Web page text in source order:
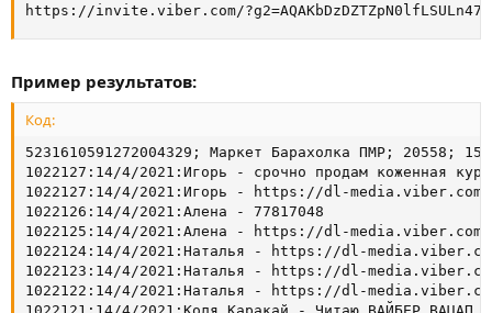
https://invite.viber.com/
Пример результатов:
Код:
5231610591272004329; Маркет Барахолка ПМР; 20558; 1539370939711
1022127:14/4/2021:Игорь - срочно продам коженная куртка с подкладкой из натуральной цыгейке размер 52-54 1200₽ 77805210
1022127:14/4/2021:Игорь - https://dl-media.viber.com/5/share/2/long/vibes/roll/image/400/520b/9e2330a9c4943a848088839e97dd2654383591bf1689ba7665b057bfd2a2520b.jpg
1022126:14/4/2021:Алена - 77817048
1022125:14/4/2021:Алена - https://dl-media.viber.com/10/share/2/long/vibes/roll/image/400/dbc0/b5762301ca561dd0e35801d38c9d397e5e82fb3ba5f45429851ca4b80c08dbc0.jpg
1022124:14/4/2021:Наталья - https://dl-media.viber.com/10/share/2/long/vibes/roll/image/400/dfd3/9f7793f3e24f0b694ad87669aa79afb503ffc7a08a1ddb03ce99470890dddfd3.jpg
1022123:14/4/2021:Наталья - https://dl-media.viber.com/10/share/2/long/vibes/roll/image/400/d08d/dfe8aa5cb5a21ff54f284aad4293fe8116d198d2750ed971d168bda56ef0d08d.jpg
1022122:14/4/2021:Наталья - https://dl-media.viber.com/10/share/2/long/vibes/roll/image/400/0d0e/eb957a680bc6e4ebc9985bfd3e45a48c4c62f15853295205911dee76358e0d0e.jpg
1022121:14/4/2021:Коля Каракай - Читаю ВАЙБЕР ВАЦАП
1022120:14/4/2021:Коля Каракай - Продам стиральную машинку по  запчастям
1022118:14/4/2021:Григорий - https://dl-media.viber.com/5/share/2/long/vibes/roll/image/400/bec1/a032e4255c16e1263ff794c96b35cc4c58f616484eef8488cbee37733df3bec1.jpg
1022117:14/4/2021:Танюшка - https://dl-media.viber.com/5/share/2/long/vibes/roll/image/400/d911/e48f82fcd3174d5cb98ba8c2599897a754da400d23514006fbdefb388b5ed911.jpg
1022116:14/4/2021:Димон - Продам велик 3в1. Вайбер 077886070
1022115:14/4/2021:Димон - https://dl-media.viber.com/5/share/2/long/vibes/roll/image/400/fa0f/8e736d1073c2a2db8ab41d7a6d174d3cc32d5e2829d465e9f037d4475757fa0f.jpg
1022114:14/4/2021:ELIS❤ - https://dl-media.viber.com/5/share/2/long/vibes/roll/image/400/1f4f/881e9e302b74f04d9cad87c667f5a16a125f6012e653920212e1ffe412d71f4f.jpg
1022113:14/4/2021:ELIS❤ - В НАЛИЧИИ!!!СТИЛЬНЫЕ ЧАСИКИ,ДЛЯ СТИЛЬНЫХ МОДНИЦ!!!!ОТПРАВЛЯЕМ ПО ПОЧТЕ, ПО ВСЕЙ МОЛДОВЕ, ОПЛАТА ПРИ ПОЛУЧЕНИИ!!!ПО ВСЕМ ВОПРОСАМ, ПИШИТЕ ПОЖАЛУЙСТА МНЕ В ЛИЧНЫХ СООБЩЕНИЯХ!!!
1022112:14/4/2021:ELIS❤ - https://dl-media.viber.com/5/share/2/long/vibes/roll/image/400/96da/5fdc5feb9d17d6f252ca45d1aeed8e9487a4e7e84a240dbd622ab2a4e3fa96da.jpg
1022111:14/4/2021:ELIS❤ - https://dl-media.viber.com/5/share/2/long/vibes/roll/image/400/285c/7c728be3bea37af160e9747d0e7d05236ac92ffc4a9ce7147439f72e2246285c.jpg
1022109:14/4/2021:Д - 077895234
1022108:14/4/2021:Д - https://dl-media.viber.com/5/share/2/long/vibes/roll/image/400/403c/a0b0734585524751d3e7019584cf2207c7142a74d0693055f1c682805196403c.jpg
1022107:14/4/2021:Д - https://dl-media.viber.com/10/share/2/long/vibes/roll/image/400/f36d/bdc24e6e32b85277fb498b9a7fcd231e761f5c2c25e22756e19c8f8f60b1f36d.jpg
1022106:14/4/2021:Д - https://dl-media.viber.com/10/share/2/long/vibes/roll/image/400/c631/425dc4b2cc8639094f5c6413474122b5c5e4377227edc025df7142e667b4c631.jpg
1022105:14/4/2021:Надюша - https://dl-media.viber.com/10/share/2/long/vibes/roll/image/400/7b02/fe4aca91caa60818c58e7c81c27913c399bf2293922597e71668ae97d0d17b02.jpg
1022104:14/4/2021:Дима Осмулькевич - Продам колонку SVEN PS-460  Цена: ДОГОВАРНАЯ  СРОЧНО!
Состояние отличное.
Телефон: 077539684
Город: Тирасполь
1022102:14/4/2021:Дима Осмулькевич - https://dl-media.viber.com/5/share/2/long/vibes/roll/image/400/f5c4/b60fafccdc5da36e1ef9d35dea20d6907ad5a03d49db2eec5cf5f144f4b9f5c4.jpg
1022101:14/4/2021:Зина - https://dl-media.viber.com/5/share/2/long/vibes/roll/image/400/a28a/3bf734f74961d8f4fbc5005cd9e55ba2082731bf496fb55e385537353f50a28a.jpg

none; none; none; none
1022000:14/4/2021:Виталик - https://dl-media.viber.com/5/share/2/long/vibes/roll/image/400/522c/d2a5e9c471388a1c546d3adddcc0b88e0a48f12fd58f2cbe3a450a9e2857522c.jpg
1021999:14/4/2021:Серёга Турта - https://dl-media.viber.com/5/share/2/long/vibes/roll/image/400/d5f5/6500f157fa37f7b5c7a62a2f6280ee901cbce8554c5b08a386b2b76ef128d5f5.jpg
1021998:14/4/2021:Серёга Турта - 150 $
1021997:14/4/2021:Алина - 38 размер кожа 077783127 100 рублей
1021997:14/4/2021:Алина - none
1021996:14/4/2021:Алина - 180 рублей размер L 077783127 Тирасполь
1021996:14/4/2021:Алина - none
1021995:14/4/2021:Ольга Королёва - https://dl-media.viber.com/10/share/2/long/vibes/roll/image/400/0fd4/5ace409634a826a3aea9de9c2bd380e0cd992a56d727b355fb4db87a60410fd4.jpg
1021994:14/4/2021:Ольга Королёва - https://dl-media.viber.com/10/share/2/long/vibes/roll/image/400/cfed/2744c6e1645358e9fbb080edcc58ac3fdf9761d3258020ce6c03ebb13a43cfed.jpg
1021993:14/4/2021:Ольга Королёва - https://dl-media.viber.com/10/share/2/long/vibes/roll/image/400/00a5/7996a9d5a7af04e7056658c17fd0ec5fd41a224d48c3133070d500f258b500a5.jpg
1021992:14/4/2021:Ольга Королёва - Продам!

Монитор дыхания для ребёнка б/у 100 долл.

Чехлы на W пассат В6 новые 80 долл.

Матрас в детскую кроватку б/у в отличном состоянии. Наполнитель - кокосовая ойра. 400,00 руб.

Велотренажёр б/у в хорошем состоянии 2500 руб.

Тирасполь, Вайбер 0 (778) 01009.
1021991:14/4/2021:Подолян Полина - Тирасполь, цена 3 300 рублей, 077727777
1021991:14/4/2021:Подолян Полина - https://dl-media.viber.com/5/share/2/long/vibes/roll/image/400/85bc/04ed67782d5d941eb1876d7eeea18a013e769f689bbfc104784230fabccb85bc.jpg
1021990:14/4/2021:') - Продам противогаз
1021989:14/4/2021:') - https://dl-media.viber.com/10/share/2/long/vibes/roll/image/400/37ab/dd8a9d14d9b9b28a78f7406a06f447857713f19cefbb89a3664b84a87b4837ab.jpg
1021988:14/4/2021:Андрей - Продам на 4-7 лет. 400₽. Рыбница.
1021987:14/4/2021:Андрей - https://dl-media.viber.com/10/share/2/long/vibes/roll/image/400/6c8e/42fa4cc7c1f1417583c11399317c69ae54c8fa110fb40bfb1a069e2ec8f86c8e.jpg
1021985:14/4/2021:Александр - none
1021984:14/4/2021:Александр - none
1021983:14/4/2021:Александр - По всей информации в личные сообщения
1021982:14/4/2021:Александр - none
1021981:14/4/2021:Настя - 100 рублей 42-44 размер 077551731
1021980:14/4/2021:Настя - https://dl-media.viber.com/10/share/2/long/vibes/roll/image/400/468a/b51f6093a7a499b73cb42243569a82b92178092f133bb310b54f7b304d60468a.jpg
1021979:14/4/2021:Олег - none
1021978:14/4/2021:Олег - none
1021977:14/4/2021:Олег - none
1021976:14/4/2021:Олег - Продам светильник ручной работы 200₽  а также принимаю заказы на изготовление бра и светильников на ваш вкус и цвет тел вайбе 77944119 Тирасполь
1021975:14/4/2021:Farik - https://dl-media.viber.com/5/share/2/long/vibes/roll/image/400/3f23/ebf6573eaeffe5c2efbb83bd9ace97d318aec5d4256b355d90fa28fd7d493f23.jpg
1021974:14/4/2021:Farik - https://dl-media.viber.com/5/share/2/long/vibes/roll/image/400/90b3/a131983649fd9e3cc0e5517318c2e327ee0817f816d000c297802ad573e990b3.jpg
1021973:14/4/2021:Farik - https://dl-media.viber.com/5/share/2/long/vibes/roll/image/400/220b/5a8f0c76576f2e887d8cae2265ad51a98b16bce74474d8545facbb5799eb220b.jpg
1021972:14/4/2021:Farik - Продам Тоyota corolla verso 2003 года.
Только приехала пробег 230 000 т.
Мотор 2.0 D4D Расход 5 л.
АВТО в хорошем состоянии, делаю доверенность или помогу растаможить.
Полный Эл пакет, мульти руль, Клима, фаркоп.
2800 $ (торг) Тел - 77830200
1021971:14/4/2021:анюта - (blue_flower)(snowman) отдам вещи на мальчика.(lollipop)(strawberry).0-5лет.(cherry)(watermelon)(strawberry)женские куртки 42-44 разм.женск.вещи56-62р.чайный гриб..за шоколадку.(telephone)(9)04843 тирасп
1021970:14/4/2021:Евгения Ивановна - https://dl-media.viber.com/10/share/2/long/vibes/roll/image/400/3454/c669d9aeac8f0c3972085a1a497aa604be3527bd89fdd40a31373cfe1f7f3454.jpg
1021969:14/4/2021:Мила - Кухня 2 м, состояние идеальное Цена 2500 рублей доставка есть бесплатная 77702409
1021968:14/4/2021:Мила - https://dl-media.viber.com/10/share/2/long/vibes/roll/image/400/89b3/c73086a3aab6a09e53144a3df4323d17f4f3f2ccd471a225385da3674ed589b3.jpg
1021967:14/4/2021:Марина - Срочно продается 2-х квартира. Район Западный. Цена 18500 у.е. Возможен обмен на Кишинев. 37377805339.
1021965:14/4/2021:Мила - Кухня верхняя часть 1-70, нижняя 1-30, состояние идеальное Цена 2200 рублей доставка есть 77702409
1021964:14/4/2021:Мила - https://dl-media.viber.com/10/share/2/long/vibes/roll/image/400/4422/b80eb829be05d4c3ea10af5b1d9767e7469268d72fe431ffd50babdfdea84422.jpg
1021963:14/4/2021:Олег - none
1021961:14/4/2021:Олег - none
1021960:14/4/2021:Мила - Диван-кровать фабрики Комфорт, состояние идеальное Цена 2400 рублей доставка есть бесплатная 77702409